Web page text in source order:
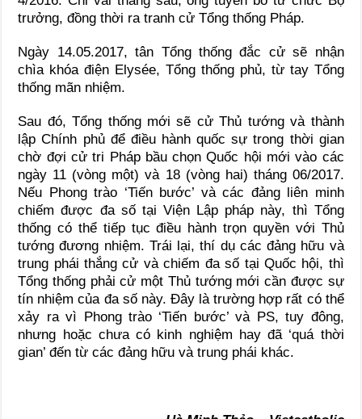
trưởng, đồng thời ra tranh cử Tổng thống Pháp.
Ngày 14.05.2017, tân Tổng thống đắc cử sẽ nhận
chìa khóa điện Elysée, Tổng thống phủ, từ tay Tổng
thống mãn nhiệm.
Sau đó, Tổng thống mới sẽ cử Thủ tướng và thành
lập Chính phủ để điều hành quốc sự trong thời gian
chờ đợi cử tri Pháp bầu chọn Quốc hội mới vào các
ngày 11 (vòng một) và 18 (vòng hai) tháng 06/2017.
Nếu Phong trào ‘Tiến bước’ và các đảng liên minh
chiếm được đa số tại Viện Lập pháp này, thì Tổng
thống có thể tiếp tục điều hành trọn quyền với Thủ
tướng đương nhiệm. Trái lại, thí dụ các đảng hữu và
trung phái thắng cử và chiếm đa số tại Quốc hội, thì
Tổng thống phải cử một Thủ tướng mới cần được sự
tín nhiệm của đa số này. Ðây là trường hợp rất có thể
xảy ra vì Phong trào ‘Tiến bước’ và PS, tuy đông,
nhưng hoặc chưa có kinh nghiệm hay đã ‘quá thời
gian’ đến từ các đảng hữu và trung phái khác.